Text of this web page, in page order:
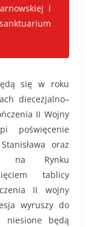
i
się w roku
diecezjalno–
II Wojny
poświęcenie
oraz
na Rynku
tablicy
II wojny
wyruszy do
niesione będą